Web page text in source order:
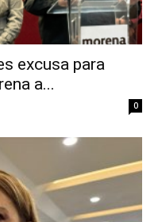
excusa para
a...
0